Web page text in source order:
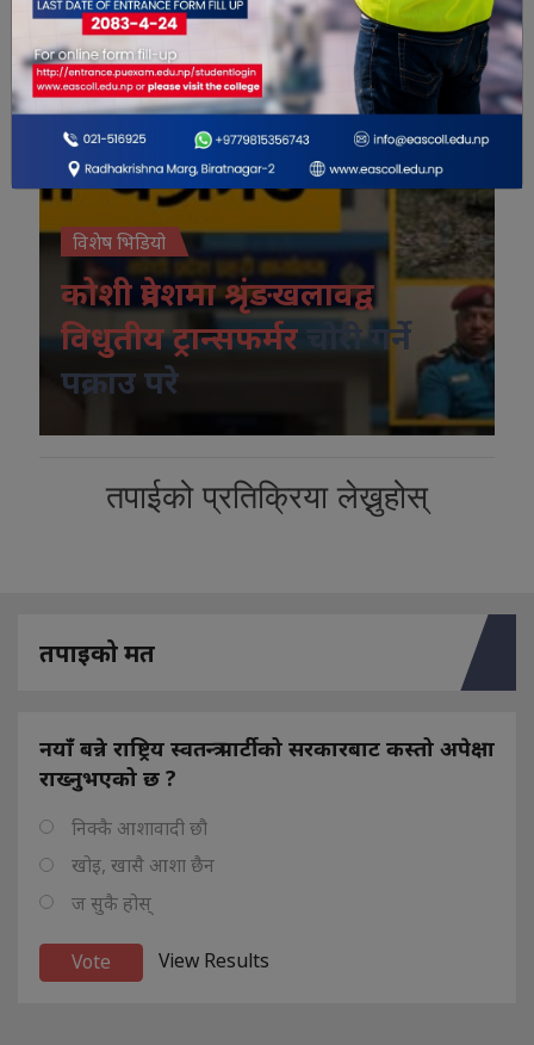
विशेष भिडियो
कोशी प्रदेशमा श्रृंङखलावद्व
विधुतीय ट्रान्सफर्मर
चोरी गर्ने
पक्राउ परे
तपाईको प्रतिक्रिया लेख्नुहोस्
तपाइको मत
नयाँ बन्ने राष्ट्रिय स्वतन्त्र पार्टीको सरकारबाट कस्तो अपेक्षा
राख्नुभएको छ ?
निक्कै आशावादी छौ
खोइ, खासै आशा छैन
ज सुकै होस्
View Results